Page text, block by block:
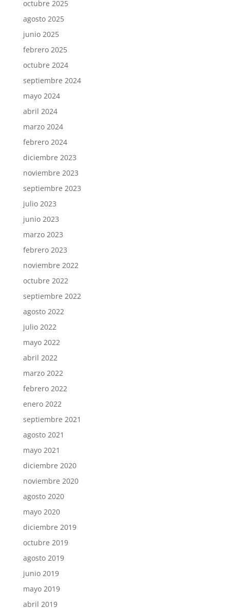
octubre 2025
agosto 2025
junio 2025
febrero 2025
octubre 2024
septiembre 2024
mayo 2024
abril 2024
marzo 2024
febrero 2024
diciembre 2023
noviembre 2023
septiembre 2023
julio 2023
junio 2023
marzo 2023
febrero 2023
noviembre 2022
octubre 2022
septiembre 2022
agosto 2022
julio 2022
mayo 2022
abril 2022
marzo 2022
febrero 2022
enero 2022
septiembre 2021
agosto 2021
mayo 2021
diciembre 2020
noviembre 2020
agosto 2020
mayo 2020
diciembre 2019
octubre 2019
agosto 2019
junio 2019
mayo 2019
abril 2019